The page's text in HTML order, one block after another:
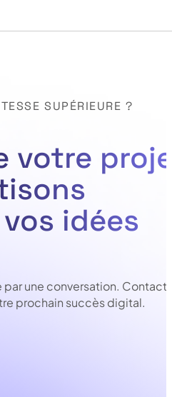
votre
idées
SUPÉRIEURE ?
une conversation.
prochain succès digital.